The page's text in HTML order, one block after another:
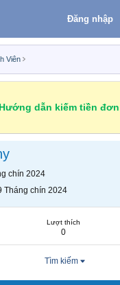
Đăng nhập
Viên
Hướng dẫn kiếm tiền
chín 2024
Tháng chín 2024
Lượt thích
0
Tìm kiếm